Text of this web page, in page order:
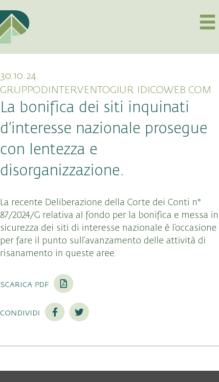
30.10.24
GRUPPODINTERVENTOGIUR IDICOWEB.COM
La bonifica dei siti inquinati
d’interesse nazionale prosegue
con lentezza e
disorganizzazione.
La recente Deliberazione della Corte dei Conti n°
87/2024/G relativa al fondo per la bonifica e messa in
sicurezza dei siti di interesse nazionale è l’occasione
per fare il punto sull’avanzamento delle attività di
risanamento in queste aree.
scarica pdf
condividi